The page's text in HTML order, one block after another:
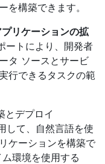
を構築できます。
リケーションの拡
ートにより、開発者
タ ソースとサービ
行できるタスクの範
とデプロイ
て、自然言語を使
ケーションを構築で
環境を使用する